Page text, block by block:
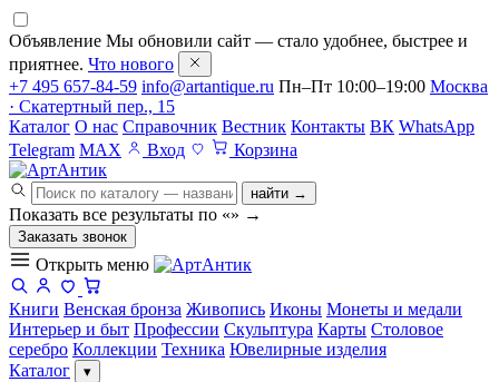
Объявление Мы обновили сайт — стало удобнее, быстрее и
приятнее. Что нового
+7 495 657-84-59 info@artantique.ru Пн–Пт 10:00–19:00 Москва
· Скатертный пер., 15
Каталог О нас Справочник Вестник Контакты ВК WhatsApp
Telegram MAX Вход Корзина
найти →
Показать все результаты по «» →
Заказать звонок
Открыть меню
Книги Венская бронза Живопись Иконы Монеты и медали
Интерьер и быт Профессии Скульптура Карты Столовое
серебро Коллекции Техника Ювелирные изделия
Каталог
▾